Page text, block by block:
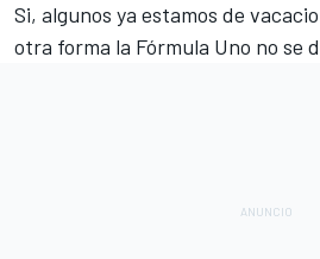
Si, algunos ya estamos de
otra forma la Fórmula Uno no se